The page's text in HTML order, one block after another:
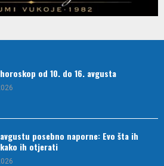
od 10. do 16. avgusta
posebno naporne: Evo šta ih
ih otjerati